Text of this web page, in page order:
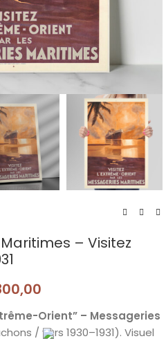
– Visitez
Orient” – Messageries
/ vers 1930–1931). Visuel